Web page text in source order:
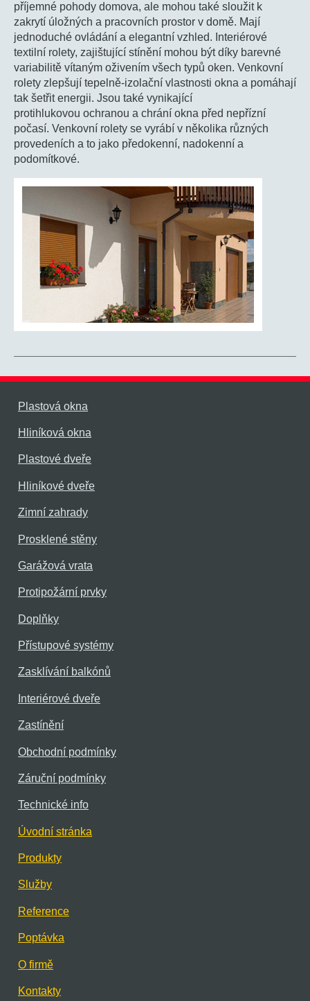
příjemné pohody domova, ale mohou také sloužit k
zakrytí úložných a pracovních prostor v domě. Mají
jednoduché ovládání a elegantní vzhled. Interiérové
textilní rolety, zajištující stínění mohou být díky barevné
variabilitě vítaným oživením všech typů oken. Venkovní
rolety zlepšují tepelně-izolační vlastnosti okna a pomáhají
tak šetřit energii. Jsou také vynikající
protihlukovou ochranou a chrání okna před nepřízní
počasí. Venkovní rolety se vyrábí v několika různých
provedeních a to jako předokenní, nadokenní a
podomítkové.
Plastová okna
Hliníková okna
Plastové dveře
Hliníkové dveře
Zimní zahrady
Prosklené stěny
Garážová vrata
Protipožární prvky
Doplňky
Přístupové systémy
Zasklívání balkónů
Interiérové dveře
Zastínění
Obchodní podmínky
Záruční podmínky
Technické info
Úvodní stránka
Produkty
Služby
Reference
Poptávka
O firmě
Kontakty